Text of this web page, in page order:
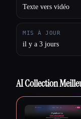
Texte vers vidéo
MIS À JOUR
il y a 3 jours
AI Collection